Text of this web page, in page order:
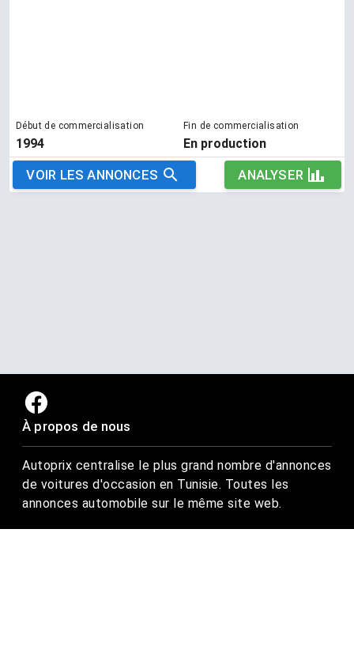
Début de commercialisation
1994
Fin de commercialisation
En production
VOIR LES ANNONCES ANALYSER
À propos de nous
Autoprix centralise le plus grand nombre d'annonces
de voitures d'occasion en Tunisie. Toutes les
annonces automobile sur le même site web.